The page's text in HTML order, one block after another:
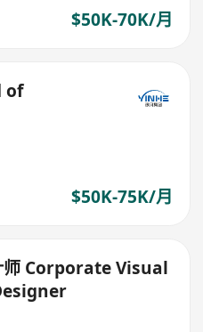
$50K-70K/月
of
$50K-75K/月
师 Corporate Visual